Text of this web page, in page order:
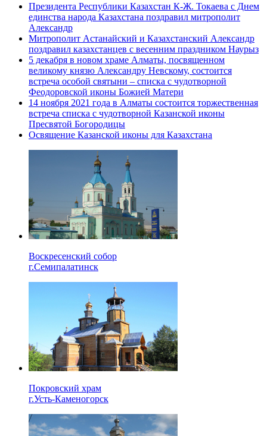
Президента Республики Казахстан К-Ж. Токаева с Днем
единства народа Казахстана поздравил митрополит
Александр
Митрополит Астанайский и Казахстанский Александр
поздравил казахстанцев с весенним праздником Наурыз
5 декабря в новом храме Алматы, посвященном
великому князю Александру Невскому, состоится
встреча особой святыни – списка с чудотворной
Феодоровской иконы Божией Матери
14 ноября 2021 года в Алматы состоится торжественная
встреча списка с чудотворной Казанской иконы
Пресвятой Богородицы
Освящение Казанской иконы для Казахстана
Воскресенский собор
г.Семипалатинск
Покровский храм
г.Усть-Каменогорск